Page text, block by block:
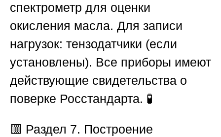
спектрометр для оценки
окисления масла. Для записи
нагрузок: тензодатчики (если
установлены). Все приборы имеют
действующие свидетельства о
поверке Росстандарта. 🧪
🟨 Раздел 7. Построение